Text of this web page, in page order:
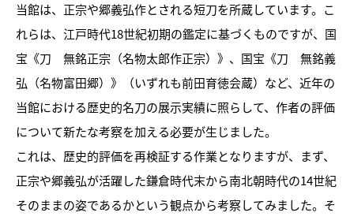
当館は、正宗や郷義弘作とされる短刀を所蔵しています。こ
れらは、江戸時代18世紀初期の鑑定に基づくものですが、国
宝《刀 無銘正宗（名物太郎作正宗）》、国宝《刀 無銘義
弘（名物富田郷）》（いずれも前田育徳会蔵）など、近年の
当館における歴史的名刀の展示実績に照らして、作者の評価
について新たな考察を加える必要が生じました。
これは、歴史的評価を再検証する作業となりますが、まず、
正宗や郷義弘が活躍した鎌倉時代末から南北朝時代の14世紀
そのままの姿であるかという観点から考察してみました。そ
画像利用について
おうちで楽しむ石川県立美術
館
石川県文化財保存修復工房